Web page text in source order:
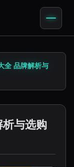
全 品牌解析与
与选购